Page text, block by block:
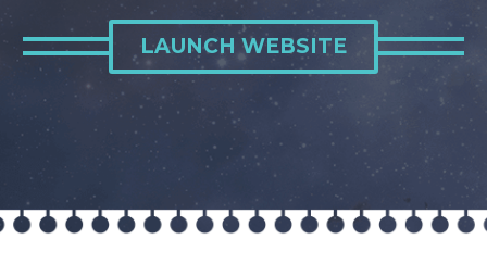
LAUNCH WEBSITE